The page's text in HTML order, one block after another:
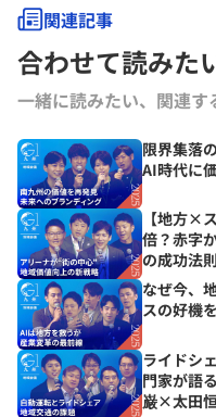
関連記事
合わせて読みた
一緒に読みたい、関連す
限界集落
AI時代に
【地方×
倍？赤字
の成功法則
なぜ今、
スの好機
ライドシ
門家が語
巌×太田